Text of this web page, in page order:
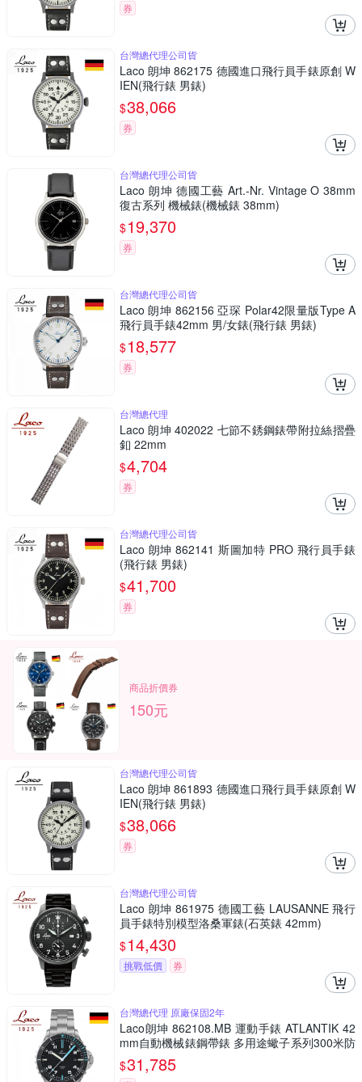
券
台灣總代理公司貨
Laco 朗坤 862175 德國進口飛行員手錶原創 W
IEN(飛行錶 男錶)
$38,066
券
台灣總代理公司貨
Laco 朗坤 德國工藝 Art.-Nr. Vintage O 38mm
復古系列 機械錶(機械錶 38mm)
$19,370
券
台灣總代理公司貨
Laco 朗坤 862156 亞琛 Polar42限量版Type A
飛行員手錶42mm 男/女錶(飛行錶 男錶)
$18,577
券
台灣總代理
Laco 朗坤 402022 七節不銹鋼錶帶附拉絲摺疊
釦 22mm
$4,704
券
台灣總代理公司貨
Laco 朗坤 862141 斯圖加特 PRO 飛行員手錶
(飛行錶 男錶)
$41,700
券
商品折價券
150元
台灣總代理公司貨
Laco 朗坤 861893 德國進口飛行員手錶原創 W
IEN(飛行錶 男錶)
$38,066
券
台灣總代理公司貨
Laco 朗坤 861975 德國工藝 LAUSANNE 飛行
員手錶特別模型洛桑軍錶(石英錶 42mm)
$14,430
挑戰低價 券
台灣總代理 原廠保固2年
Laco朗坤 862108.MB 運動手錶 ATLANTIK 42
mm自動機械錶鋼帶錶 多用途蠍子系列300米防
水 男/女錶
$31,785